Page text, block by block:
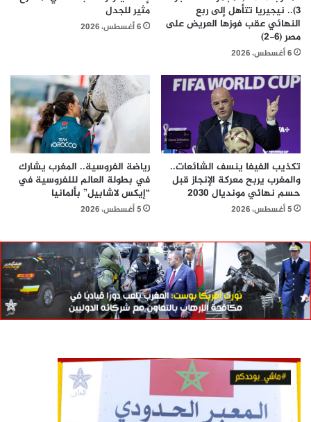
3).. نيجيريا تتأهل إلى ربع
النهائي عقب فوزها العريض على
مصر (6-2)
6 أغسطس، 2026
مثير للجدل
6 أغسطس، 2026
تكذيب الفيفا ينسف الشائعات..
والمغرب يربح معركة الإنجاز قبل
حسم نهائي مونديال 2030
5 أغسطس، 2026
رياضة الفروسية.. المغرب يشارك
في بطولة العالم لللفروسية في
“إيكس لاشابيل” بألمانيا
5 أغسطس، 2026